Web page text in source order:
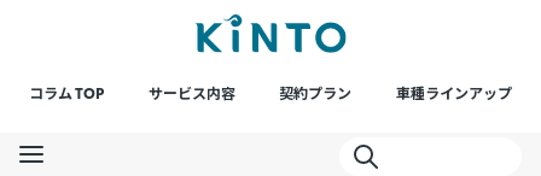
コラム TOP サービス内容 契約プラン 車種ラインアップ